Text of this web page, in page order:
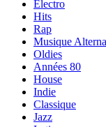
Electro
Hits
Rap
Musique
Oldies
Années 80
House
Indie
Classique
Jazz